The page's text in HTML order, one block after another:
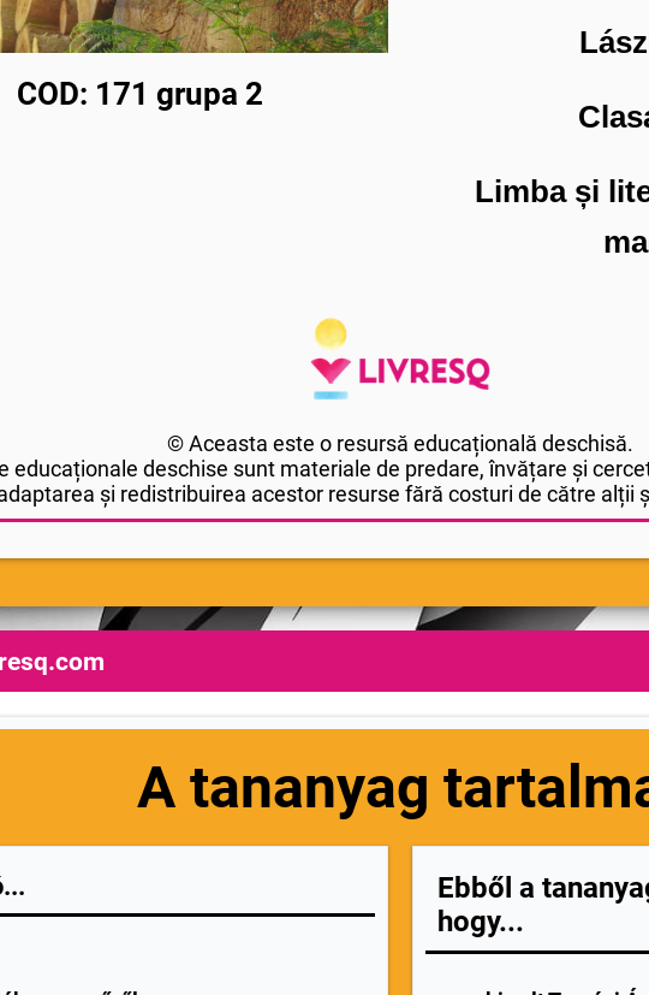
COD: 171 grupa 2
Limba și
© Aceasta este o resursă educațională deschisă.
educaționale deschise sunt materiale de predare, învățare și
și redistribuirea acestor resurse fără costuri de către alții
A tananyag
Ebből a
hogy...